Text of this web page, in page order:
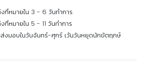
งที่หมายใน 3 - 6 วันทำการ
ที่หมายใน 5 - 11 วันทำการ
ส่งมอบในวันจันทร์-ศุกร์ เว้นวันหยุดนักขัตฤกษ์